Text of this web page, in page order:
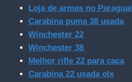
Loja de armas no Paraguai
Carabina puma 38 usada
Winchester 22
Winchester 38
Melhor rifle 22 para caça
Carabina 22 usada olx